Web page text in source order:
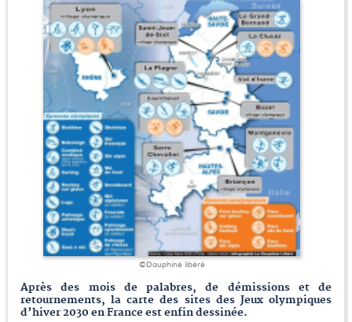
©Dauphiné libéré
Après des mois de palabres, de démissions et de
retournements, la carte des sites des Jeux olympiques
d’hiver 2030 en France est enfin dessinée.